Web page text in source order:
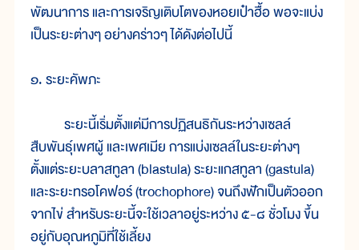
พัฒนาการ และการเจริญเติบโตของหอยเป๋าฮื้อ พอจะแบ่ง
เป็นระยะต่างๆ อย่างคร่าวๆ ได้ดังต่อไปนี้
๑. ระยะคัพภะ
ระยะนี้เริ่มตั้งแต่มีการปฏิสนธิกันระหว่างเซลล์
สืบพันธุ์เพศผู้ และเพศเมีย การแบ่งเซลล์ในระยะต่างๆ
ตั้งแต่ระยะบลาสทูลา (blastula) ระยะแกสทูลา (gastula)
และระยะทรอโคฟอร์ (trochophore) จนถึงฟักเป็นตัวออก
จากไข่ สำหรับระยะนี้จะใช้เวลาอยู่ระหว่าง ๕-๘ ชั่วโมง ขึ้น
อยู่กับอุณหภูมิที่ใช้เลี้ยง